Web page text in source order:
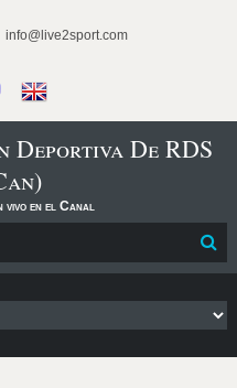
info@live2sport.com
De RDS
vivo en el Canal